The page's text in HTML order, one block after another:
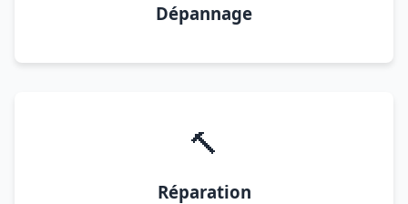
Dépannage
🔨
Réparation